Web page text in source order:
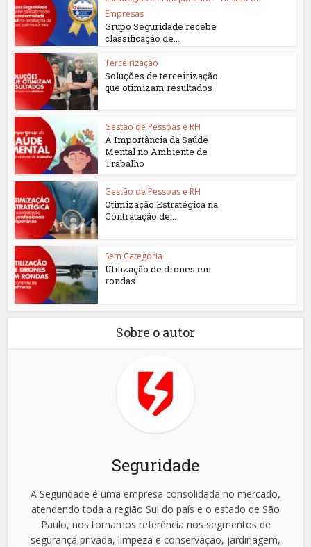
Empresas
Grupo Seguridade recebe
classificação de...
Terceirização
Soluções de terceirização
que otimizam resultados
Gestão de Pessoas e RH
A Importância da Saúde
Mental no Ambiente de
Trabalho
Gestão de Pessoas e RH
Otimização Estratégica na
Contratação de...
Sem Categoria
Utilização de drones em
rondas
Sobre o autor
Seguridade
A Seguridade é uma empresa consolidada no mercado,
atendendo toda a região Sul do país e o estado de São
Paulo, nos tornamos referência nos segmentos de
segurança privada, limpeza e conservação, jardinagem,